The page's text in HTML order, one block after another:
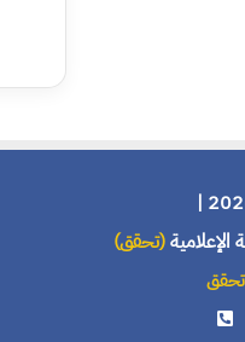
الإعلامية(تحقق)
تحقق
ملخص